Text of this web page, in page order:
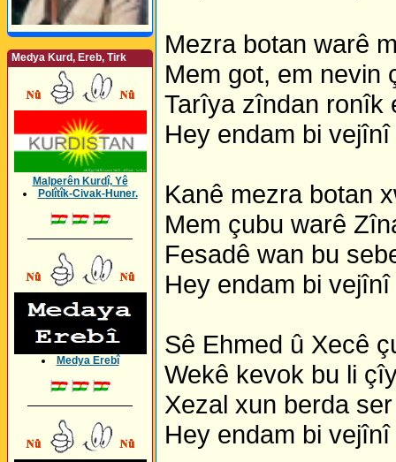
Medya Kurd, Ereb, Tirk
Malperên Kurdî, Yê
Polîtîk-Civak-Huner.
Medya Erebî
Mezra botan warê
Mem got, em nevin
Tarîya zîndan ronîk
Hey endam bi
Kanê mezra botan
Mem çubu warê
Fesadê wan bu
Hey endam bi
Sê Ehmed û Xecê
Wekê kevok bu li
Xezal xun berda
Hey endam bi